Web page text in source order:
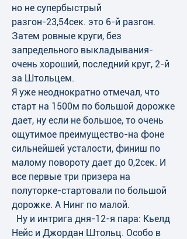
но не супербыстрый
разгон-23,54сек. это 6-й разгон.
Затем ровные круги, без
запредельного выкладывания-
очень хороший, последний круг, 2-й
за Штольцем.
Я уже неоднократно отмечал, что
старт на 1500м по большой дорожке
дает, ну если не большое, то очень
ощутимое преимущество-на фоне
сильнейшей усталости, финиш по
малому повороту дает до 0,2сек. И
все первые три призера на
полуторке-стартовали по большой
дорожке. А Нинг по малой.
Нейс и Джордан Штольц. Особо в